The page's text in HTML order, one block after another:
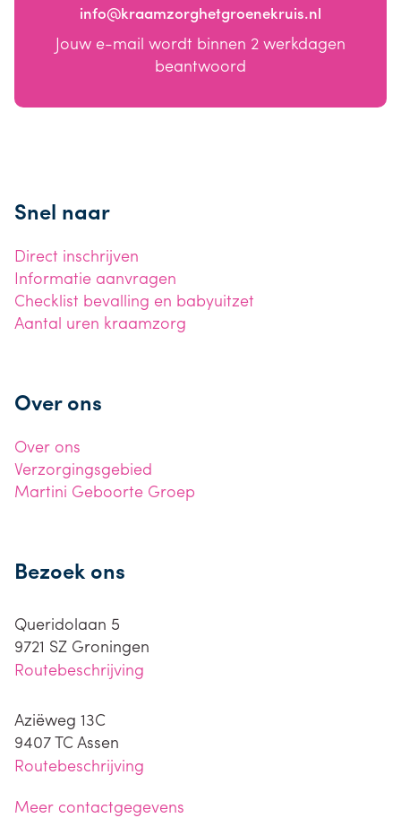
info@kraamzorghetgroenekruis.nl
Jouw e-mail wordt binnen 2 werkdagen
beantwoord
Snel naar
Direct inschrijven
Informatie aanvragen
Checklist bevalling en babyuitzet
Aantal uren kraamzorg
Over ons
Over ons
Verzorgingsgebied
Martini Geboorte Groep
Bezoek ons
Queridolaan 5
9721 SZ Groningen
Routebeschrijving
Aziëweg 13C
9407 TC Assen
Routebeschrijving
Meer contactgegevens